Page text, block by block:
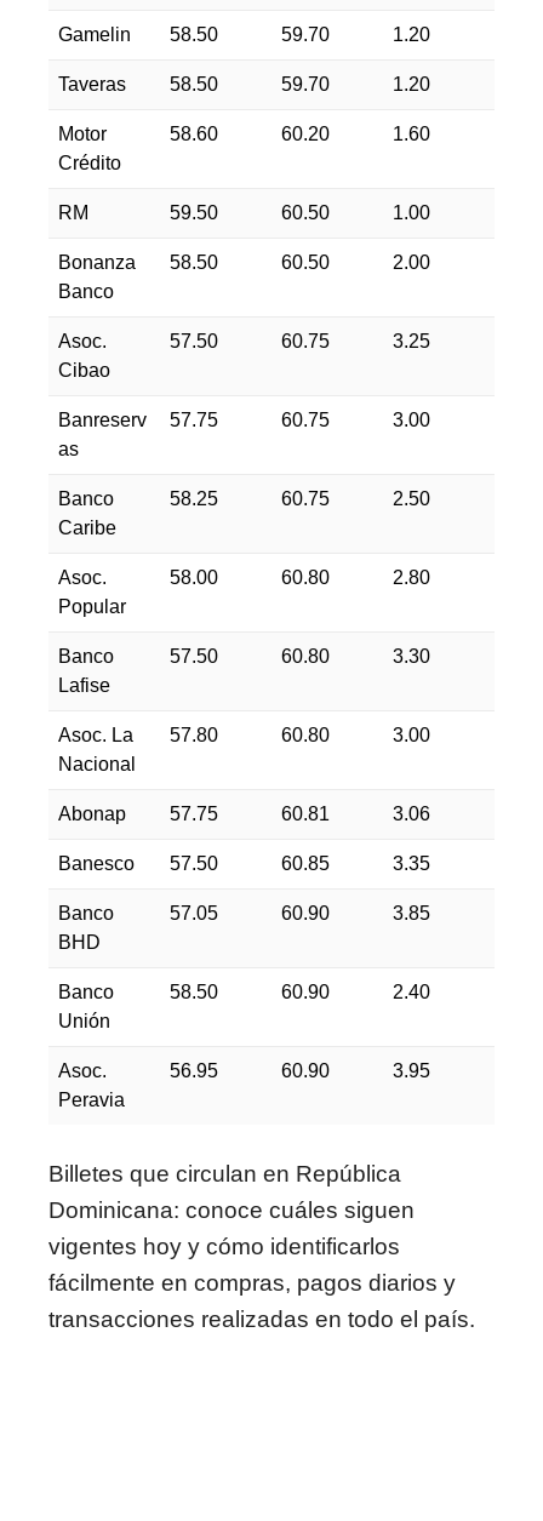
Gamelin 58.50 59.70 1.20
Taveras 58.50 59.70 1.20
Motor
Crédito
58.60 60.20 1.60
RM 59.50 60.50 1.00
Bonanza
Banco
58.50 60.50 2.00
Asoc.
Cibao
57.50 60.75 3.25
Banreserv
as
57.75 60.75 3.00
Banco
Caribe
58.25 60.75 2.50
Asoc.
Popular
58.00 60.80 2.80
Banco
Lafise
57.50 60.80 3.30
Asoc. La
Nacional
57.80 60.80 3.00
Abonap 57.75 60.81 3.06
Banesco 57.50 60.85 3.35
Banco
BHD
57.05 60.90 3.85
Banco
Unión
58.50 60.90 2.40
Asoc.
Peravia
56.95 60.90 3.95
Billetes que circulan en República
Dominicana: conoce cuáles siguen
vigentes hoy y cómo identificarlos
fácilmente en compras, pagos diarios y
transacciones realizadas en todo el país.